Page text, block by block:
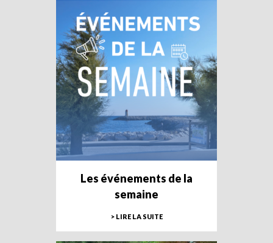
Les événements de la
semaine
> LIRE LA SUITE